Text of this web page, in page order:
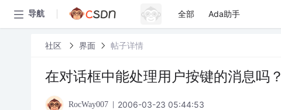
导航 全部 Ada助手
社区 界面 帖子详情
在对话框中能处理用户按键的消息吗？
RocWay007 2006-03-23 05:44:53